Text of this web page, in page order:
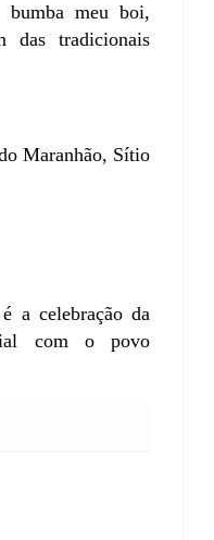
bumba meu boi,
das tradicionais
Maranhão, Sítio
a celebração da
com o povo